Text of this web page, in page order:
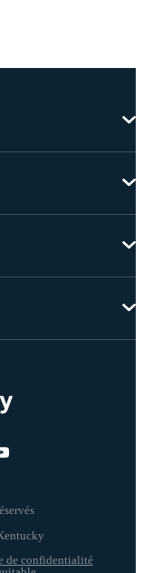
de confidentialité